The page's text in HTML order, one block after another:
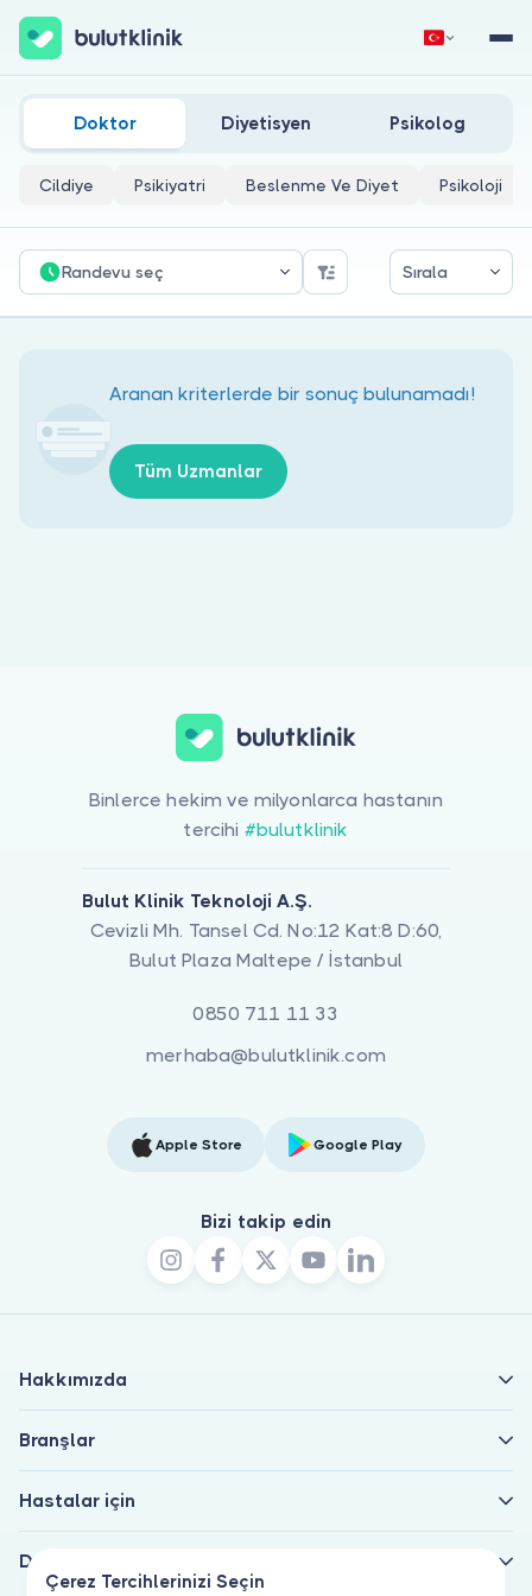
Hastalar için
Doktorlar için
Hemen Kaydol Giriş Yap
Elazığ Çocuk Nörolojisi Doktorları
Doktor Diyetisyen Psikolog
Cildiye Psikiyatri Beslenme Ve Diyet Psikoloji
Randevu seç Sırala
Aranan kriterlerde bir sonuç bulunamadı!
Tüm Uzmanlar
Çerez Tercihlerinizi Seçin
Binlerce hekim ve milyonlarca hastanın
tercihi #bulutklinik
Bulut Klinik Teknoloji A.Ş.
Cevizli Mh. Tansel Cd. No:12 Kat:8 D:60,
Bulut Plaza Maltepe / İstanbul
0850 711 11 33
merhaba@bulutklinik.com
Apple Store Google Play
Bizi takip edin
Hakkımızda
Branşlar
Hastalar için
Doktorlar için